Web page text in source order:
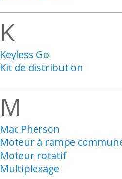
K
Keyless Go
Kit de distribution
M
Mac Pherson
Moteur à rampe
Moteur rotatif
Multiplexage